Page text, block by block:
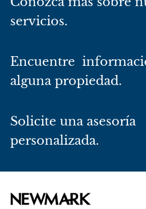
servicios.
Encuentre
alguna propiedad.
Solicite una asesoría
personalizada.